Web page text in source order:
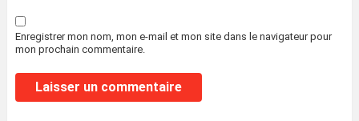
Enregistrer mon nom, mon e-mail et mon site dans le navigateur pour
mon prochain commentaire.